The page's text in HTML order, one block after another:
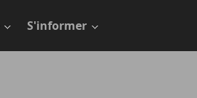
S'informer